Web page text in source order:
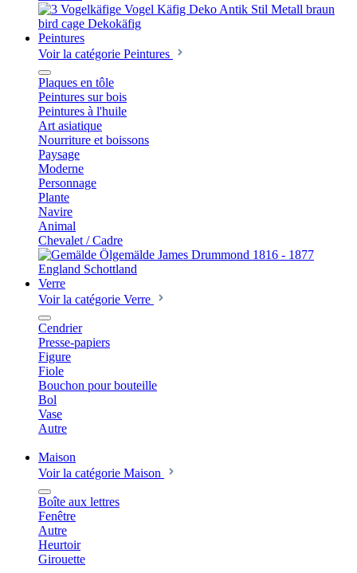
Peintures
Voir la catégorie Peintures
Plaques en tôle
Peintures sur bois
Peintures à l'huile
Art asiatique
Nourriture et boissons
Paysage
Moderne
Personnage
Plante
Navire
Animal
Chevalet / Cadre
Verre
Voir la catégorie Verre
Cendrier
Presse-papiers
Figure
Fiole
Bouchon pour bouteille
Bol
Vase
Autre
Maison
Voir la catégorie Maison
Boîte aux lettres
Fenêtre
Autre
Heurtoir
Girouette